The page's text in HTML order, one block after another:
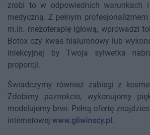
zrobi to w odpowiednich warunkach
medyczną. Z pełnym
m.in. mezoterapię igłową, wprowadzi
Botox czy kwas hialuronowy lub
iniekcyjnej by Twoja sylwetka
proporcji.
Świadczymy również zabiegi z
Zdobimy paznokcie, wykonujemy
modelujemy brwi. Pełną ofertę
internetowej www.gliwinscy.pl .